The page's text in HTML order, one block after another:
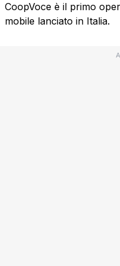
CoopVoce è il primo
mobile lanciato in Italia.